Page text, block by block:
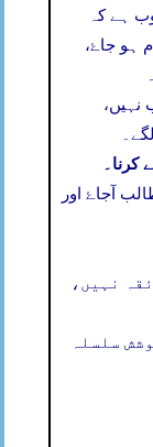
ہے کہ
ہو جاۓ،
نہیں،
آجاۓ اور
نہیں،
سلسلہ